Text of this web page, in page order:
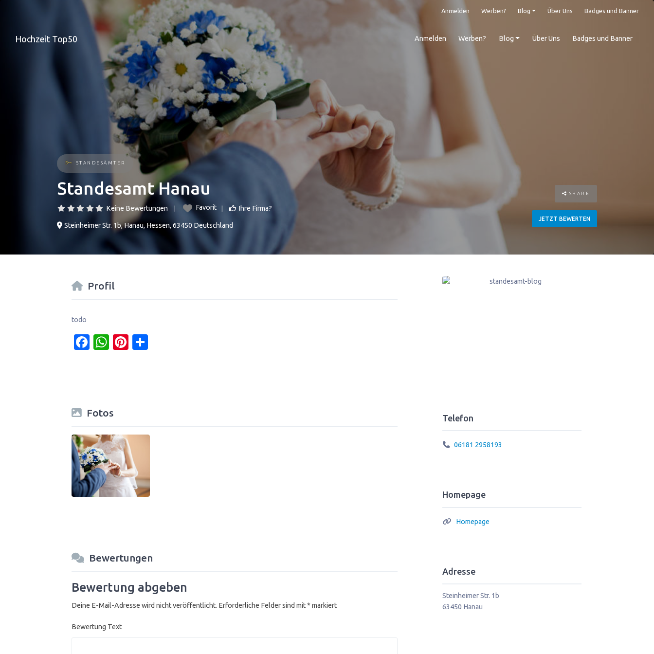
Anmelden Werben? Blog Über Uns Badges und Banner
Hochzeit Top50 Anmelden Werben? Blog Über Uns Badges und Banner
STANDESÄMTER
Standesamt Hanau
Keine Bewertungen Favorit Ihre Firma?
Steinheimer Str. 1b,Hanau, Hessen, 63450 Deutschland
SHARE
JETZT BEWERTEN
Profil
todo
Facebook
WhatsApp
Pinterest
Fotos
Bewertungen
Bewertung abgeben
Deine E-Mail-Adresse wird nicht veröffentlicht. Erforderliche Felder sind mit*markiert
Bewertung Text
Telefon
06181 2958193
Homepage
Homepage
Adresse
Steinheimer Str. 1b
63450 Hanau